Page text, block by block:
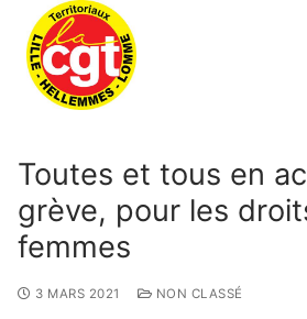
Toutes et tous en
grève, pour les
femmes
3 MARS 2021 NON CLASSÉ